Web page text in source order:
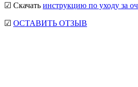
☑ Скачать инструкцию по уходу за
☑ ОСТАВИТЬ ОТЗЫВ